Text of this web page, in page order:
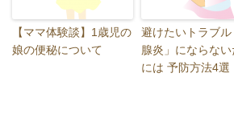
【ママ体験談】1歳児の
娘の便秘について
避けたいトラブル
腺炎」にならない
には 予防方法4選